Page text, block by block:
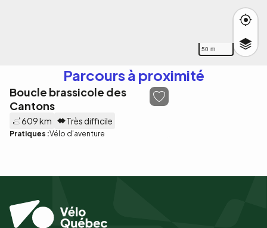
50 m
Parcours à proximité
Boucle brassicole des
Cantons
609 km Très difficile
Pratiques :Vélo d'aventure